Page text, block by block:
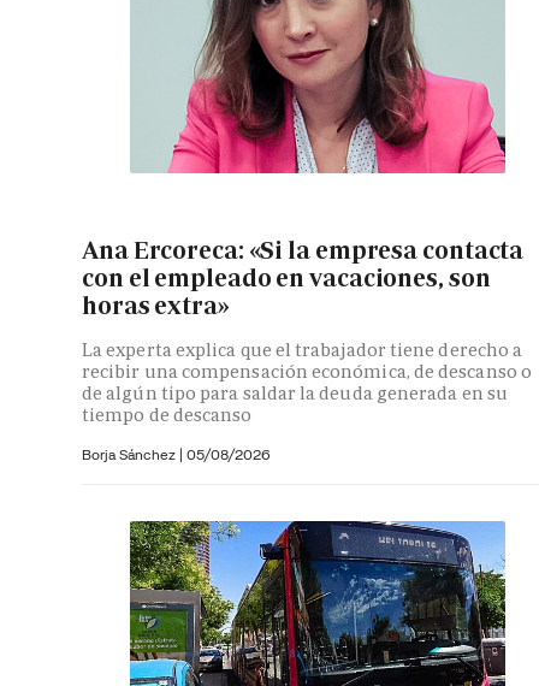
Ana Ercoreca: «Si la empresa contacta
con el empleado en vacaciones, son
horas extra»
La experta explica que el trabajador tiene derecho a
recibir una compensación económica, de descanso o
de algún tipo para saldar la deuda generada en su
tiempo de descanso
Borja Sánchez | 05/08/2026